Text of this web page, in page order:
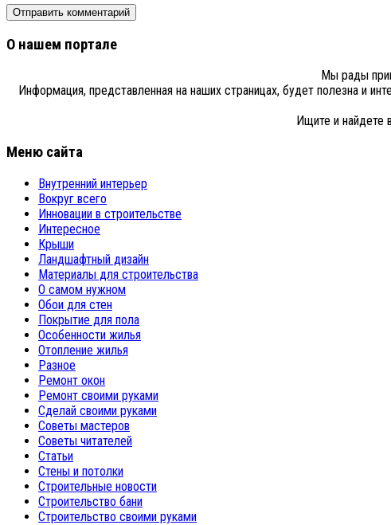
О нашем портале
Мы рады
Информация, представленная на наших страницах, будет полезна и
Ищите и найдете
Меню сайта
Внутренний интерьер
Вокруг всего
Инновации в строительстве
Интересное
Крыши
Ландшафтный дизайн
Материалы для строительства
О самом нужном
Обои для стен
Покрытие для пола
Особенности жилья
Отопление жилья
Разное
Ремонт окон
Ремонт своими руками
Сделай своими руками
Советы мастеров
Советы читателей
Статьи
Стены и потолки
Строительные новости
Строительство бани
Строительство своими руками